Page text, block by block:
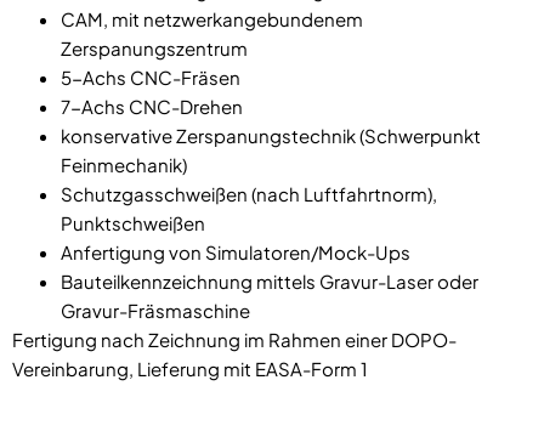
CAM, mit netzwerkangebundenem
Zerspanungszentrum
5-Achs CNC-Fräsen
7-Achs CNC-Drehen
konservative Zerspanungstechnik (Schwerpunkt
Feinmechanik)
Schutzgasschweißen (nach Luftfahrtnorm),
Punktschweißen
Anfertigung von Simulatoren/Mock-Ups
Bauteilkennzeichnung mittels Gravur-Laser oder
Gravur-Fräsmaschine
Fertigung nach Zeichnung im Rahmen einer DOPO-
Vereinbarung, Lieferung mit EASA-Form 1